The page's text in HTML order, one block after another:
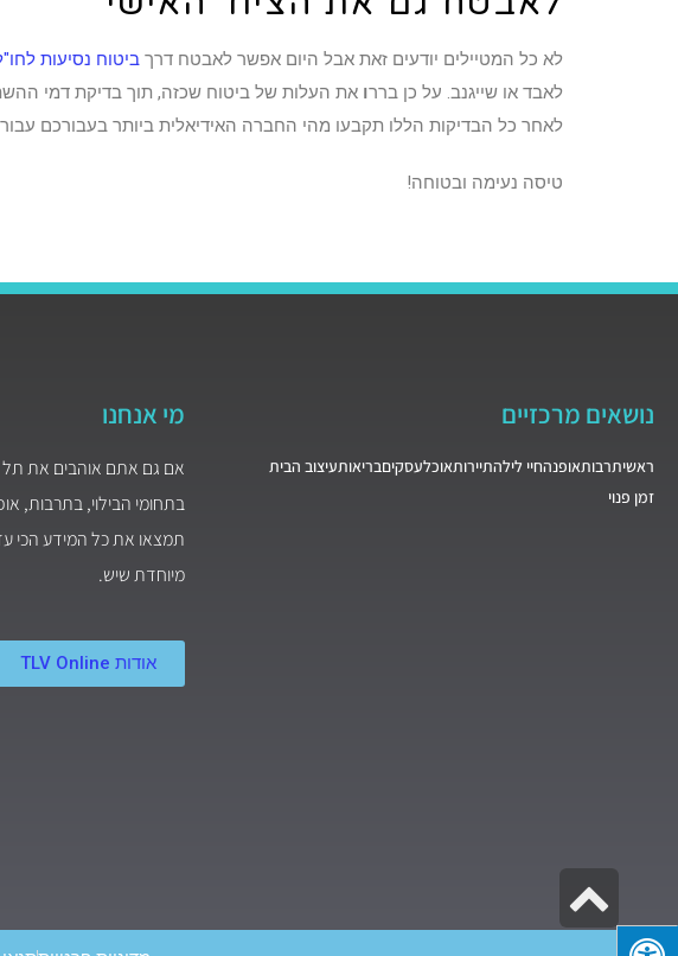
לא כל המטיילים יודעים זאת אבל היום אפשר לאבטח דרך ביטוח נסיעות
לאבד או שייגנב. על כן בררו את העלות של ביטוח שכזה, תוך בדיקת דמי
לאחר כל הבדיקות הללו תקבעו מהי החברה האידיאלית ביותר בעבורכם
טיסה נעימה ובטוחה!
נושאים מרכזיים
ראשיתרבותאופנהחיי לילהתיירותאוכלעסקיםבריאותעיצוב הבית
זמן פנוי
מי אנחנו
אם גם אתם אוהבים את תל
בתחומי הבילוי, בתרבות,
תמצאו את כל המידע הכי
מיוחדת שיש.
אודות TLV Online
לראש